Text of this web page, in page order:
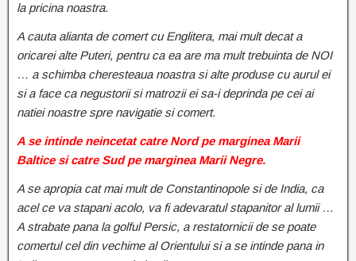
la pricina noastra.
A cauta alianta de comert cu Englitera, mai mult decat a
oricarei alte Puteri, pentru ca ea are ma mult trebuinta de NOI
… a schimba cheresteaua noastra si alte produse cu aurul ei
si a face ca negustorii si matrozii ei sa-i deprinda pe cei ai
natiei noastre spre navigatie si comert.
A se intinde neincetat catre Nord pe marginea Marii
Baltice si catre Sud pe marginea Marii Negre.
A se apropia cat mai mult de Constantinopole si de India, ca
acel ce va stapani acolo, va fi adevaratul stapanitor al lumii …
A strabate pana la golful Persic, a restatornicii de se poate
comertul cel din vechime al Orientului si a se intinde pana in